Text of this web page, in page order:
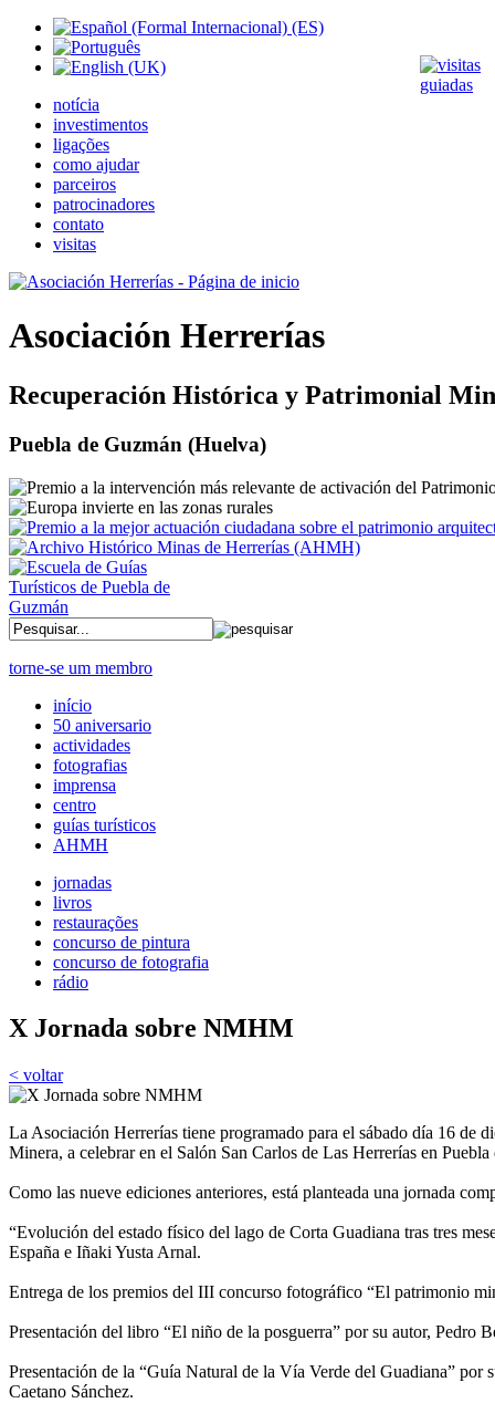
notícia
investimentos
ligações
como ajudar
parceiros
patrocinadores
contato
visitas
Asociación Herrerías
Recuperación Histórica y Patrimonial
Puebla de Guzmán (Huelva)
torne-se um membro
início
50 aniversario
actividades
fotografias
imprensa
centro
guías turísticos
AHMH
jornadas
livros
restaurações
concurso de pintura
concurso de fotografia
rádio
X Jornada sobre NMHM
< voltar
La Asociación Herrerías tiene programado para el sábado día 16 de
Minera, a celebrar en el Salón San Carlos de Las Herrerías en
Como las nueve ediciones anteriores, está planteada una jornada
“Evolución del estado físico del lago de Corta Guadiana tras tres
España e Iñaki Yusta Arnal.
Entrega de los premios del III concurso fotográfico “El patrimonio
Presentación del libro “El niño de la posguerra” por su autor, Pedro
Presentación de la “Guía Natural de la Vía Verde del Guadiana”
Caetano Sánchez.